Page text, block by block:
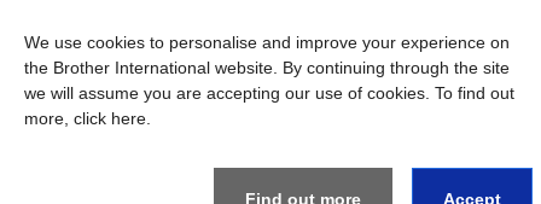
Myanmar Brother ၏ ကမ္ဘာတစ်ဝန်းရှိ ကွန်ယက်များ
အချက်အလက်မူဝါဒ အသုံးပြုမူဝါဒ
Brother Global ဝက်ဆိုဒ်သို့သွားရန်
We use cookies to personalise and improve your experience on
the Brother International website. By continuing through the site
we will assume you are accepting our use of cookies. To find out
more, click here
Find out more Accept